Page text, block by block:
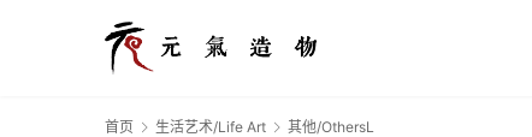
首页 生活艺术/Life Art 其他/OthersL